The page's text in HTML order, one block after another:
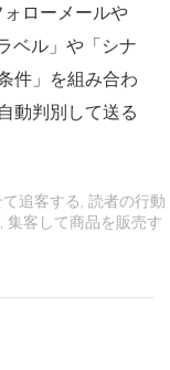
ローメールや
ベル」や「シナ
件」を組み合わ
動判別して送る
追客する 読者の行動
集客して商品を販売す